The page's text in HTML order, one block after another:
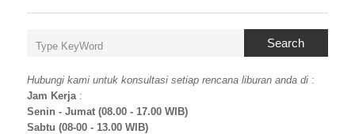
Search
Hubungi kami untuk konsultasi setiap rencana liburan anda di :
Jam Kerja:
Senin - Jumat (08.00 - 17.00 WIB)
Sabtu (08-00 - 13.00 WIB)